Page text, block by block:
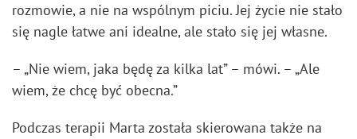
rozmowie, a nie na wspólnym piciu. Jej życie nie stało
się nagle łatwe ani idealne, ale stało się jej własne.
– „Nie wiem, jaka będę za kilka lat” – mówi. – „Ale
wiem, że chcę być obecna.”
Podczas terapii Marta została skierowana także na